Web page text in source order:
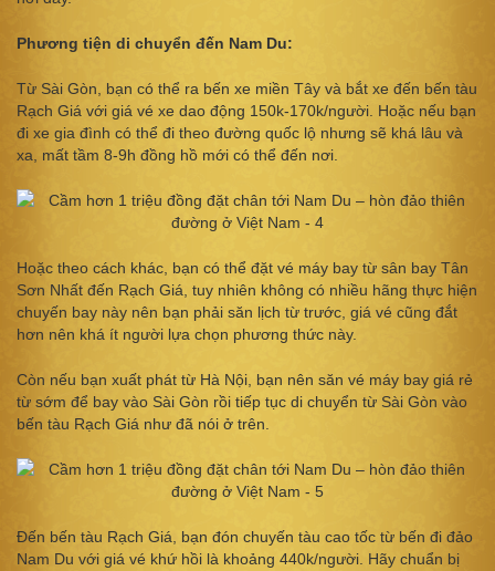
Phương tiện di chuyển đến Nam Du:
Từ Sài Gòn, bạn có thể ra bến xe miền Tây và bắt xe đến bến tàu
Rạch Giá với giá vé xe dao động 150k-170k/người. Hoặc nếu bạn
đi xe gia đình có thể đi theo đường quốc lộ nhưng sẽ khá lâu và
xa, mất tầm 8-9h đồng hồ mới có thể đến nơi.
Hoặc theo cách khác, bạn có thể đặt vé máy bay từ sân bay Tân
Sơn Nhất đến Rạch Giá, tuy nhiên không có nhiều hãng thực hiện
chuyến bay này nên bạn phải săn lịch từ trước, giá vé cũng đắt
hơn nên khá ít người lựa chọn phương thức này.
Còn nếu bạn xuất phát từ Hà Nội, bạn nên săn vé máy bay giá rẻ
từ sớm để bay vào Sài Gòn rồi tiếp tục di chuyển từ Sài Gòn vào
bến tàu Rạch Giá như đã nói ở trên.
Đến bến tàu Rạch Giá, bạn đón chuyến tàu cao tốc từ bến đi đảo
Nam Du với giá vé khứ hồi là khoảng 440k/người. Hãy chuẩn bị